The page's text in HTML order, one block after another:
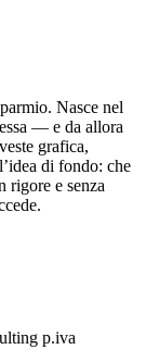
Nasce nel
— e da allora
grafica,
di fondo: che
rigore e senza
p.iva